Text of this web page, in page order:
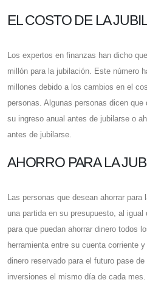
EL COSTO DE LA
Los expertos en finanzas han dicho
millón para la jubilación. Este número
millones debido a los cambios en el
personas. Algunas personas dicen
su ingreso anual antes de jubilarse o
antes de jubilarse.
AHORRO PARA LA
Las personas que desean ahorrar
una partida en su presupuesto, al
para que puedan ahorrar dinero todos
herramienta entre su cuenta corriente
dinero reservado para el futuro pase
inversiones el mismo día de cada mes.